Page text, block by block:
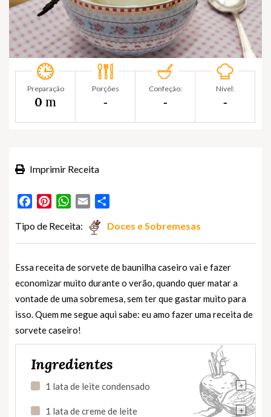
Preparação
0 m
Porções
‐
Confeção:
‐
Nível:
‐
Imprimir Receita
FacebookPinterestWhatsApp
Email
Tipo de Receita: Doces e Sobremesas
Essa receita de sorvete de baunilha caseiro vai e fazer
economizar muito durante o verão, quando quer matar a
vontade de uma sobremesa, sem ter que gastar muito para
isso. Quem me segue aqui sabe: eu amo fazer uma receita de
sorvete caseiro!
Ingredientes
+
1 lata de leite condensado
+
1 lata de creme de leite